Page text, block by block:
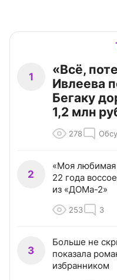
1
«Всё,
Ивлеева
Бегаку
1,2 млн
278
2
«Моя любимая
22 года
из «ДОМа-2»
253 3
3
Больше не
показала
избранником